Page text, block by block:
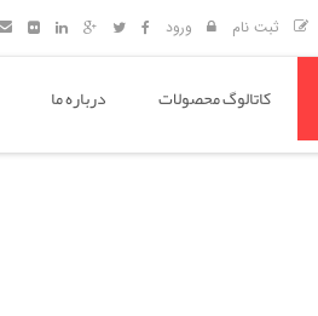
ثبت نام ورود
کاتالوگ محصولات درباره ما